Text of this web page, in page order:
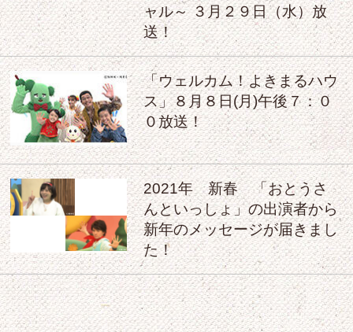
ャル～ ３月２９日（水）放
送！
「ウェルカム！よきまるハウ
ス」８月８日(月)午後７：０
０放送！
2021年 新春 「おとうさ
んといっしょ」の出演者から
新年のメッセージが届きまし
た！